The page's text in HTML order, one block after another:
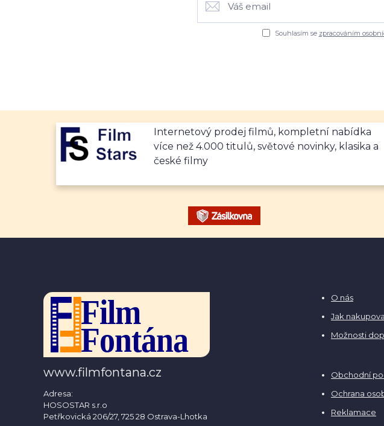
Souhlasím se zpracováním
Internetový prodej filmů, kompletní nabídka
více než 4.000 titulů, světové novinky, klasika a
české filmy
www.filmfontana.cz
Adresa:
HOSOSTAR s.r.o
Petřkovická 206/27, 725 28 Ostrava-Lhotka
O nás
Jak
Možnosti
Obchodní
Ochrana
Reklamace